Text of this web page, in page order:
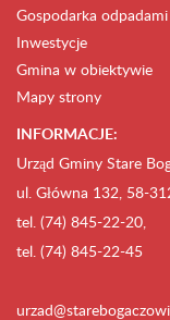
Gospodarka odpadami
Inwestycje
Gmina w obiektywie
Mapy strony
INFORMACJE:
Urząd Gminy Stare
ul. Główna 132, 58-
tel. (74) 845-22-20,
tel. (74) 845-22-45